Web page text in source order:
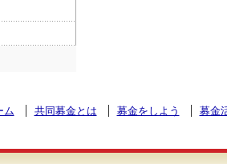
ム 共同募金とは 募金をしよう 募金